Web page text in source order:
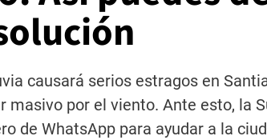
causará serios estragos en
masivo por el viento. Ante esto, la
de WhatsApp para ayudar a la